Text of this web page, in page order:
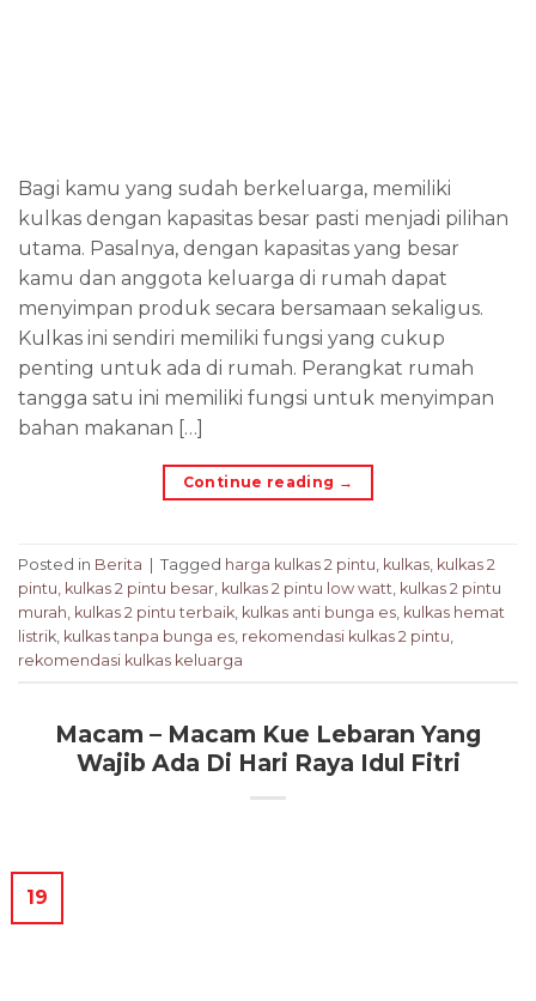
Bagi kamu yang sudah berkeluarga, memiliki
kulkas dengan kapasitas besar pasti menjadi pilihan
utama. Pasalnya, dengan kapasitas yang besar
kamu dan anggota keluarga di rumah dapat
menyimpan produk secara bersamaan sekaligus.
Kulkas ini sendiri memiliki fungsi yang cukup
penting untuk ada di rumah. Perangkat rumah
tangga satu ini memiliki fungsi untuk menyimpan
bahan makanan […]
Continue reading →
Posted in Berita | Tagged harga kulkas 2 pintu kulkas kulkas 2
pintu kulkas 2 pintu besar kulkas 2 pintu low watt kulkas 2 pintu
murah kulkas 2 pintu terbaik kulkas anti bunga es kulkas hemat
listrik kulkas tanpa bunga es rekomendasi kulkas 2 pintu
rekomendasi kulkas keluarga
Macam – Macam Kue Lebaran Yang
Wajib Ada Di Hari Raya Idul Fitri
19